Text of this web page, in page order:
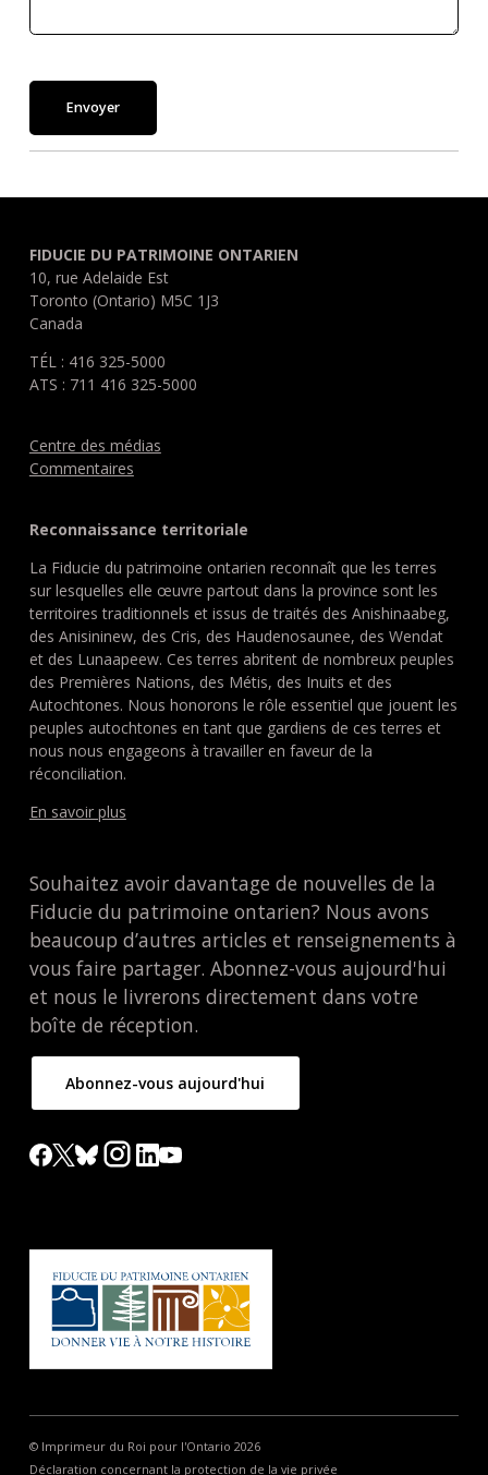
Envoyer
FIDUCIE DU PATRIMOINE ONTARIEN
10, rue Adelaide Est
Toronto (Ontario) M5C 1J3
Canada
TÉL : 416 325-5000
ATS : 711 416 325-5000
Centre des médias
Commentaires
Reconnaissance territoriale
La Fiducie du patrimoine ontarien reconnaît que les terres
sur lesquelles elle œuvre partout dans la province sont les
territoires traditionnels et issus de traités des Anishinaabeg,
des Anisininew, des Cris, des Haudenosaunee, des Wendat
et des Lunaapeew. Ces terres abritent de nombreux peuples
des Premières Nations, des Métis, des Inuits et des
Autochtones. Nous honorons le rôle essentiel que jouent les
peuples autochtones en tant que gardiens de ces terres et
nous nous engageons à travailler en faveur de la
réconciliation.
En savoir plus
Souhaitez avoir davantage de nouvelles de la
Fiducie du patrimoine ontarien? Nous avons
beaucoup d’autres articles et renseignements à
vous faire partager. Abonnez-vous aujourd'hui
et nous le livrerons directement dans votre
boîte de réception.
Abonnez-vous aujourd'hui
© Imprimeur du Roi pour l'Ontario 2026
Déclaration concernant la protection de la vie privée